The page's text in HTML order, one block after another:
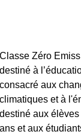
Classe Zéro
destiné à
consacré aux
climatiques et à
destiné aux
ans et aux